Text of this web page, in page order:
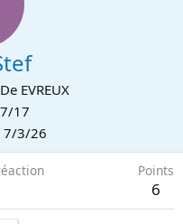
De EVREUX
17
7/3/26
Points
6